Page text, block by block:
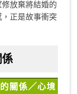
放棄將結婚的
正是故事衝突
關係／心境